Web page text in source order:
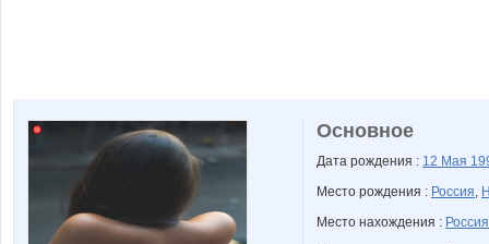
Основное
Дата рождения : 12 Мая
Место рождения : Россия,
Место нахождения : Россия